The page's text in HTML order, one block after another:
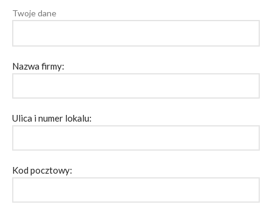
Twoje dane
Nazwa firmy:
Ulica i numer lokalu:
Kod pocztowy: